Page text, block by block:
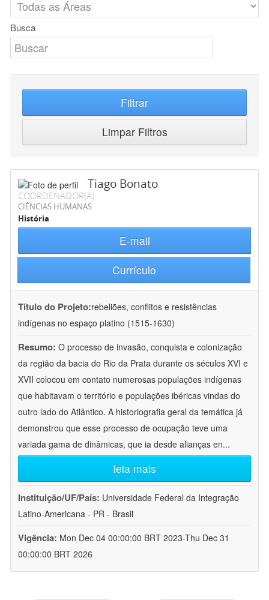
Busca
Filtrar
Limpar Filtros
Tiago Bonato
COORDENADOR(A)
CIÊNCIAS HUMANAS
História
E-mail
Currículo
Título do Projeto:rebeliões, conflitos e resistências
indígenas no espaço platino (1515-1630)
Resumo: O processo de invasão, conquista e colonização
da região da bacia do Rio da Prata durante os séculos XVI e
XVII colocou em contato numerosas populações indígenas
que habitavam o território e populações ibéricas vindas do
outro lado do Atlântico. A historiografia geral da temática já
demonstrou que esse processo de ocupação teve uma
variada gama de dinâmicas, que ia desde alianças en...
leia mais
Instituição/UF/País: Universidade Federal da Integração
Latino-Americana - PR - Brasil
Vigência: Mon Dec 04 00:00:00 BRT 2023-Thu Dec 31
00:00:00 BRT 2026